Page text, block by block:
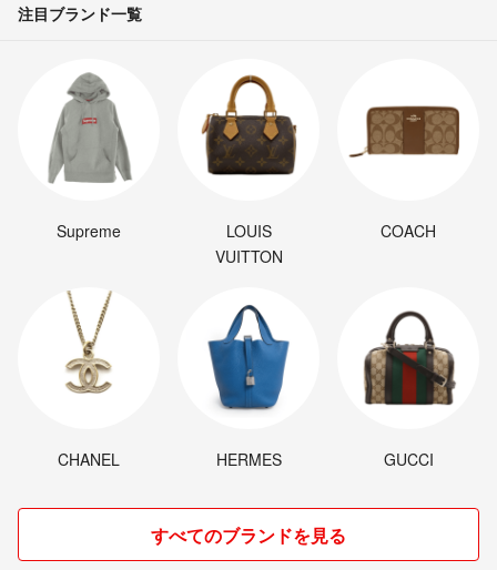
注目ブランド一覧
Supreme
LOUIS
VUITTON
COACH
CHANEL HERMES GUCCI
すべてのブランドを見る